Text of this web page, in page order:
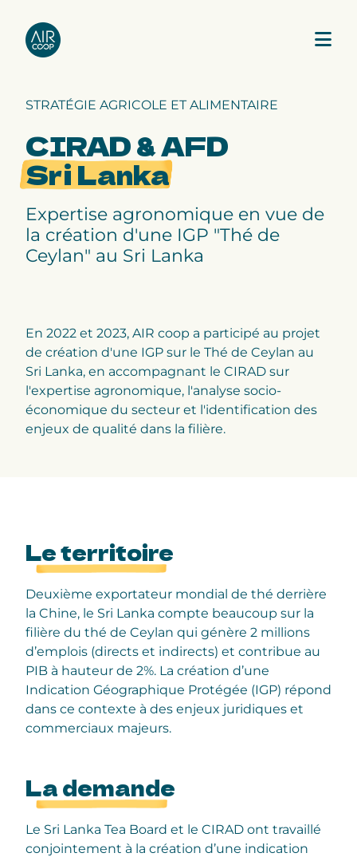
Nos expertises
Nos projets
Notre équipe
STRATÉGIE AGRICOLE ET ALIMENTAIRE
CIRAD & AFD
Sri Lanka
Expertise agronomique en vue de
la création d'une IGP "Thé de
Ceylan" au Sri Lanka
En 2022 et 2023, AIR coop a participé au projet
de création d'une IGP sur le Thé de Ceylan au
Sri Lanka, en accompagnant le CIRAD sur
l'expertise agronomique, l'analyse socio-
économique du secteur et l'identification des
enjeux de qualité dans la filière.
Le territoire
Deuxième exportateur mondial de thé derrière
la Chine, le Sri Lanka compte beaucoup sur la
filière du thé de Ceylan qui génère 2 millions
d’emplois (directs et indirects) et contribue au
PIB à hauteur de 2%. La création d’une
Indication Géographique Protégée (IGP) répond
dans ce contexte à des enjeux juridiques et
commerciaux majeurs.
La demande
Le Sri Lanka Tea Board et le CIRAD ont travaillé
conjointement à la création d’une indication